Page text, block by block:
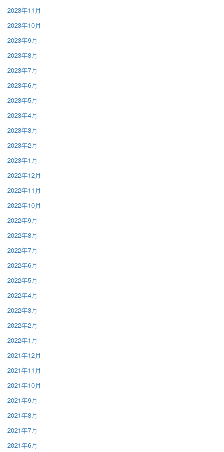
2023年11月
2023年10月
2023年9月
2023年8月
2023年7月
2023年6月
2023年5月
2023年4月
2023年3月
2023年2月
2023年1月
2022年12月
2022年11月
2022年10月
2022年9月
2022年8月
2022年7月
2022年6月
2022年5月
2022年4月
2022年3月
2022年2月
2022年1月
2021年12月
2021年11月
2021年10月
2021年9月
2021年8月
2021年7月
2021年6月